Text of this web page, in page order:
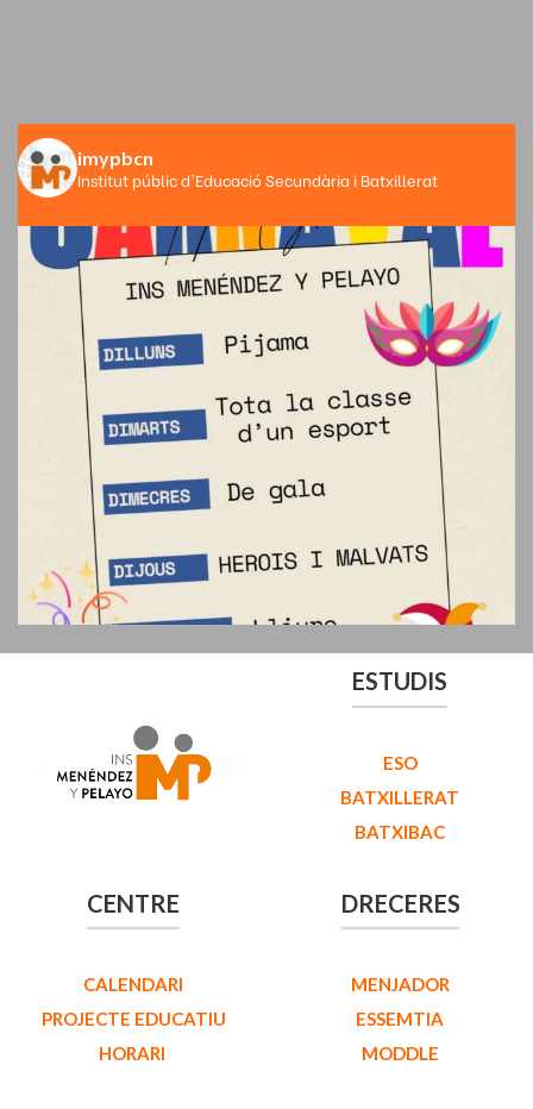
imypbcn
Institut públic d'Educació Secundària i Batxillerat
ESTUDIS
ESO
BATXILLERAT
BATXIBAC
CENTRE
CALENDARI
PROJECTE EDUCATIU
HORARI
DRECERES
MENJADOR
ESSEMTIA
MODDLE